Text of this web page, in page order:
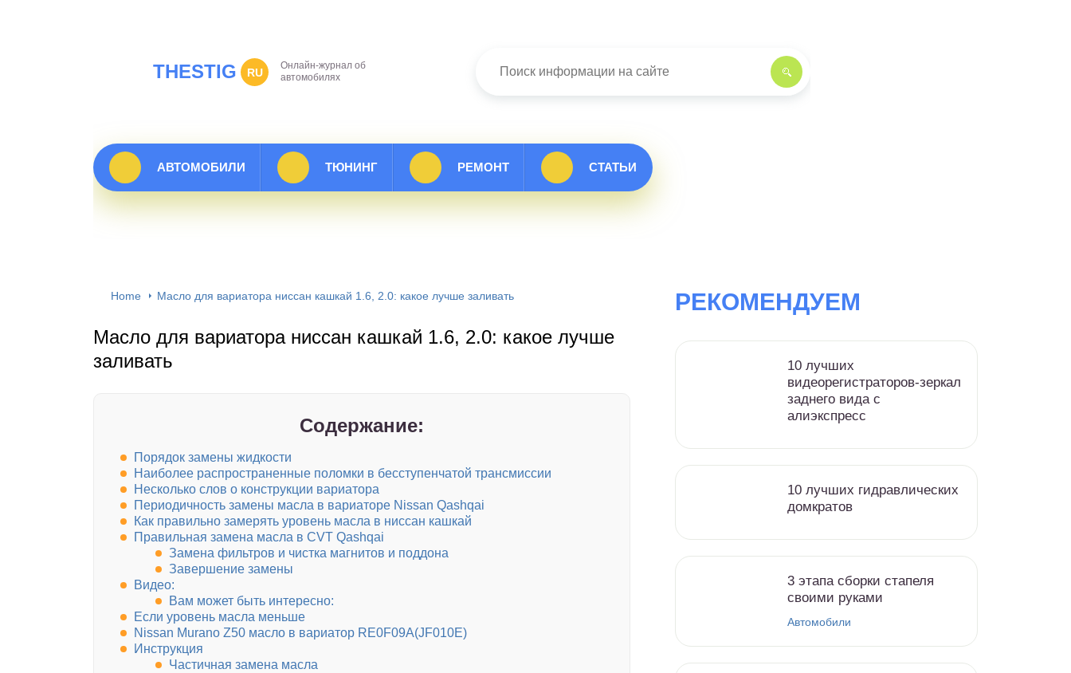
THESTIG RU
Онлайн-журнал об
автомобилях
АВТОМОБИЛИ ТЮНИНГ РЕМОНТ СТАТЬИ
Home Масло для вариатора ниссан кашкай 1.6, 2.0: какое лучше заливать
Масло для вариатора ниссан кашкай 1.6, 2.0: какое лучше
заливать
Содержание:
Порядок замены жидкости
Наиболее распространенные поломки в бесступенчатой трансмиссии
Несколько слов о конструкции вариатора
Периодичность замены масла в вариаторе Nissan Qashqai
Как правильно замерять уровень масла в ниссан кашкай
Правильная замена масла в CVT Qashqai
Замена фильтров и чистка магнитов и поддона
Завершение замены
Видео:
Вам может быть интересно:
Если уровень масла меньше
Nissan Murano Z50 масло в вариатор RE0F09A(JF010E)
Инструкция
Частичная замена масла
РЕКОМЕНДУЕМ
10 лучших
видеорегистраторов-зеркал
заднего вида с
алиэкспресс
10 лучших гидравлических
домкратов
3 этапа сборки стапеля
своими руками
Автомобили